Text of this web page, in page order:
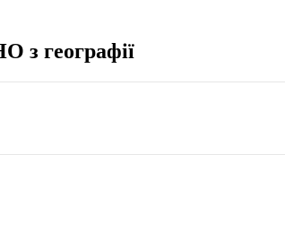
з географії